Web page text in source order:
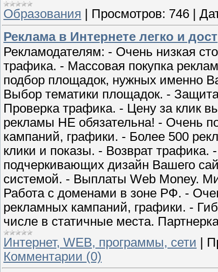
Образования | Просмотров: 746 |
Реклама в Интернете легко и
Рекламодателям: - Очень низкая
трафика. - Массовая покупка
подбор площадок, нужных именно
Выбор тематики площадок. -
Проверка трафика. - Цену за клик
рекламы НЕ обязательна! - Очень
кампаний, графики. - Более 500
клики и показы. - Возврат
подчеркивающих дизайн Вашего
системой. - Выплаты Web Money.
Работа с доменами в зоне РФ. -
рекламных кампаний, графики. -
числе в статичные места.
Интернет, WEB, программы, сети
Комментарии (0)